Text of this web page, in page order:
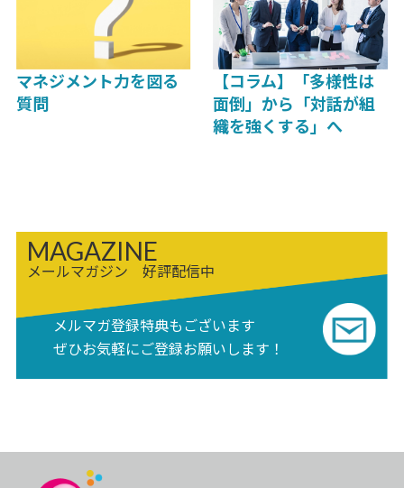
マネジメント力を図る
質問
【コラム】「多様性は
面倒」から「対話が組
織を強くする」へ
MAGAZINE
メールマガジン 好評配信中
メルマガ登録特典もございます
ぜひお気軽にご登録お願いします！